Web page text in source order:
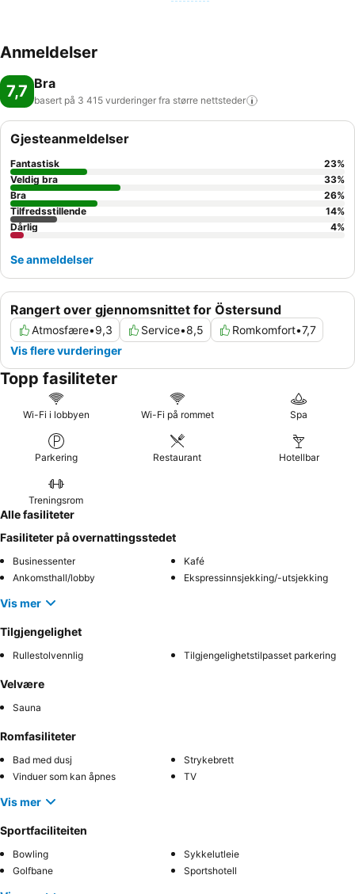
Anmeldelser
7,7 Bra
basert på 3 415 vurderinger fra større nettsteder
Rangert over gjennomsnittet for Östersund
Atmosfære•9,3 Service•8,5 Romkomfort•7,7
Vis flere vurderinger
Gjesteanmeldelser
Fantastisk 23%
Veldig bra
33%
Bra
26%
Tilfredsstillende
14%
Dårlig
4%
Se anmeldelser
Topp fasiliteter
Wi-Fi i lobbyen Wi-Fi på rommet Spa
Parkering Restaurant Hotellbar
Treningsrom
Alle fasiliteter
Fasiliteter på overnattingsstedet
Businessenter
Kafé
Ankomsthall/lobby
Ekspressinnsjekking/-utsjekking
Vis mer
Tilgjengelighet
Rullestolvennlig Tilgjengelighetstilpasset parkering
Velvære
Sauna
Romfasiliteter
Bad med dusj
Strykebrett
Vinduer som kan åpnes
TV
Vis mer
Sportfaciliteiten
Bowling
Sykkelutleie
Golfbane
Sportshotell